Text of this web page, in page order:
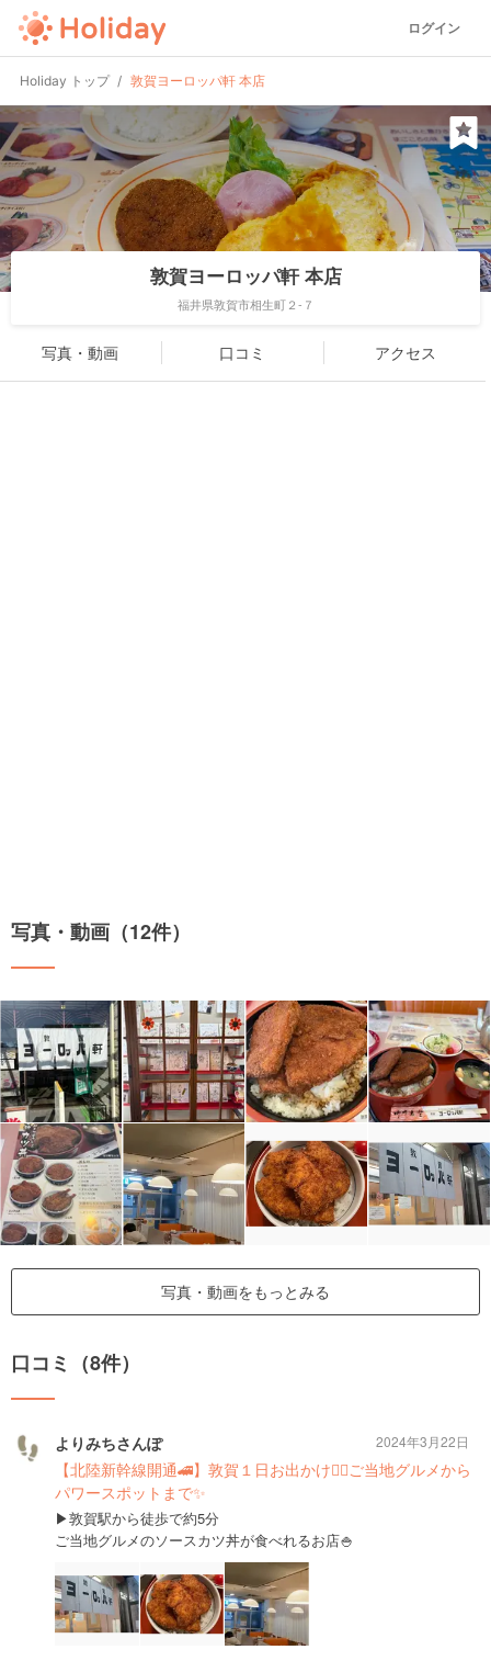
ログイン
Holiday トップ 敦賀ヨーロッパ軒 本店
敦賀ヨーロッパ軒 本店
福井県敦賀市相生町２-７
写真・動画 口コミ アクセス
写真・動画（12件）
写真・動画をもっとみる
口コミ（8件）
よりみちさんぽ
【北陸新幹線開通🚄】敦賀１日お出かけ🚶‍♂️ご当地グルメから
パワースポットまで✨
▶︎敦賀駅から徒歩で約5分
ご当地グルメのソースカツ丼が食べれるお店🍚
2024年3月22日